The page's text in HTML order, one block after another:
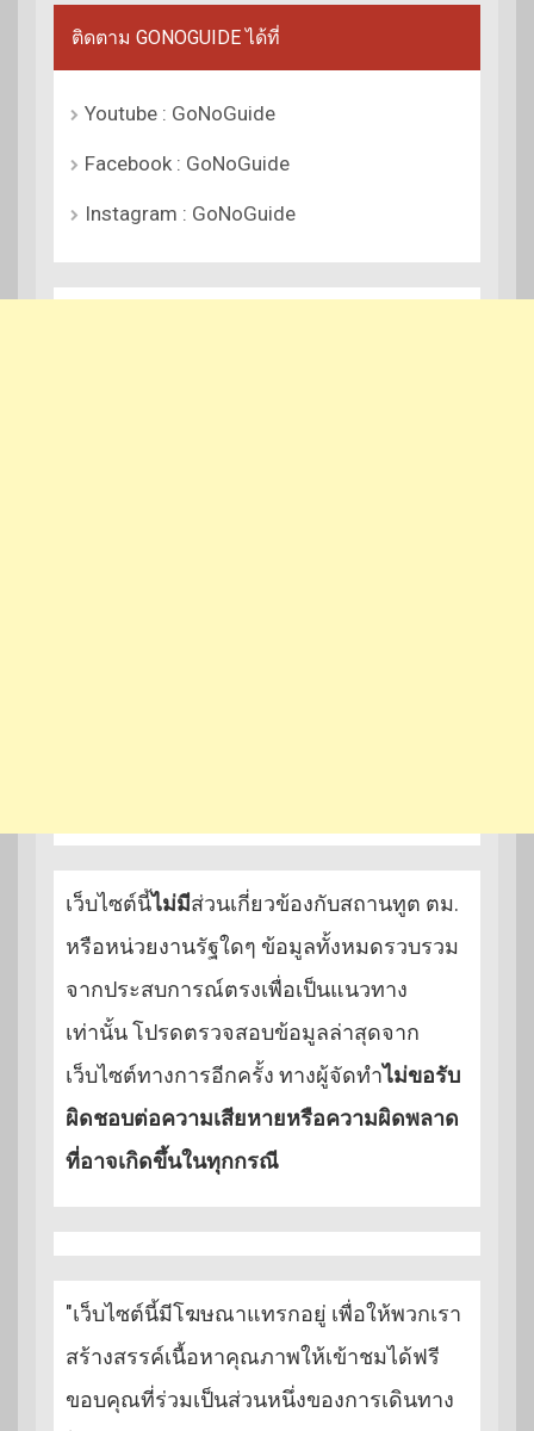
ติดตาม GONOGUIDE ได้ที่
Youtube : GoNoGuide
Facebook : GoNoGuide
Instagram : GoNoGuide
เว็บไซต์นี้ไม่มีส่วนเกี่ยวข้องกับสถานทูต ตม.
หรือหน่วยงานรัฐใดๆ ข้อมูลทั้งหมดรวบรวม
จากประสบการณ์ตรงเพื่อเป็นแนวทาง
เท่านั้น โปรดตรวจสอบข้อมูลล่าสุดจาก
เว็บไซต์ทางการอีกครั้ง ทางผู้จัดทำไม่ขอรับ
ผิดชอบต่อความเสียหายหรือความผิดพลาด
ที่อาจเกิดขึ้นในทุกกรณี
"เว็บไซต์นี้มีโฆษณาแทรกอยู่ เพื่อให้พวกเรา
สร้างสรรค์เนื้อหาคุณภาพให้เข้าชมได้ฟรี
ขอบคุณที่ร่วมเป็นส่วนหนึ่งของการเดินทาง